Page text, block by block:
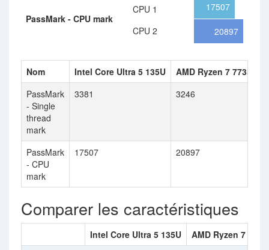
PassMark - CPU mark
CPU 1
CPU 2
17507
20897
Nom Intel Core Ultra 5 135U
AMD Ryzen 7 7735U
PassMark
- Single
thread
mark
3381 3246
PassMark
- CPU
mark
17507 20897
Comparer les caractéristiques
Intel Core Ultra 5 135U AMD Ryzen 7